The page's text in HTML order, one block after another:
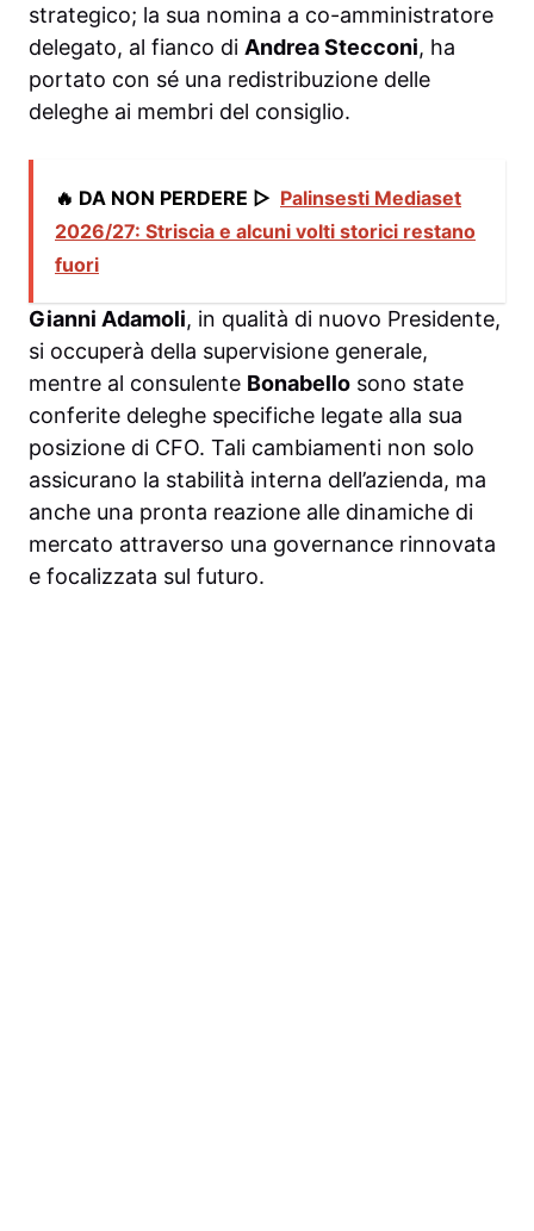
strategico; la sua nomina a co-amministratore
delegato, al fianco di Andrea Stecconi, ha
portato con sé una redistribuzione delle
deleghe ai membri del consiglio.
🔥 DA NON PERDERE ▷ Palinsesti Mediaset
2026/27: Striscia e alcuni volti storici restano
fuori
Gianni Adamoli, in qualità di nuovo Presidente,
si occuperà della supervisione generale,
mentre al consulente Bonabello sono state
conferite deleghe specifiche legate alla sua
posizione di CFO. Tali cambiamenti non solo
assicurano la stabilità interna dell’azienda, ma
anche una pronta reazione alle dinamiche di
mercato attraverso una governance rinnovata
e focalizzata sul futuro.